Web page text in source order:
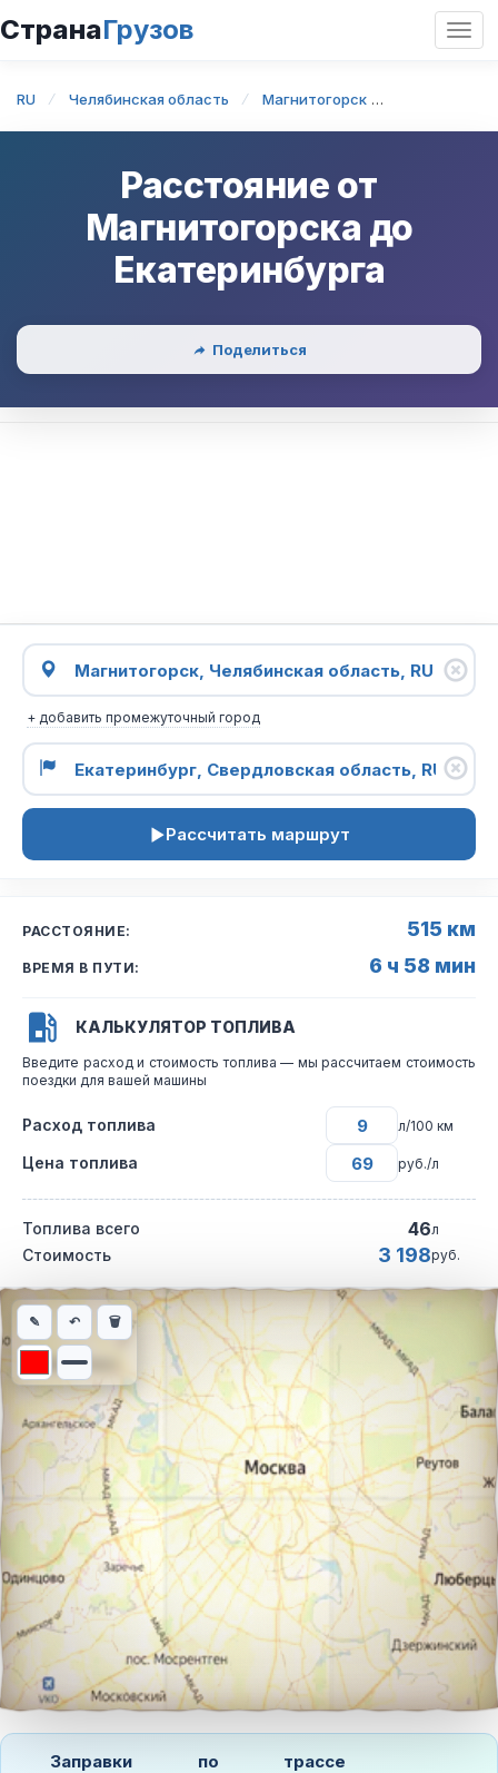
СтранаГрузов
RU Челябинская область Магнитогорск
Расстояние от
Магнитогорска до
Екатеринбурга
Поделиться
+ добавить промежуточный город
Рассчитать маршрут
РАССТОЯНИЕ: 515 км
ВРЕМЯ В ПУТИ: 6 ч 58 мин
КАЛЬКУЛЯТОР ТОПЛИВА
Введите расход и стоимость топлива — мы рассчитаем стоимость
поездки для вашей машины
Расход топлива л/100 км
Цена топлива руб./л
Топлива всего 46л
Стоимость 3 198руб.
Интерактивная карта автомобильного маршрута из города
✎ ↶ 🗑
Заправки по трассе